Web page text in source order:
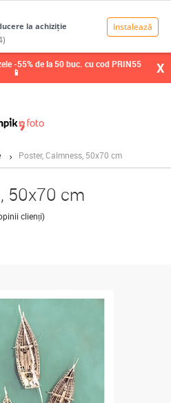
-55% de la 50 buc. cu cod PRIN55
📱 X
Poster, Calmness, 50x70 cm
50x70 cm
clienți)